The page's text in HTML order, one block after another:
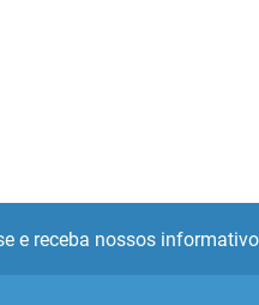
e receba nossos